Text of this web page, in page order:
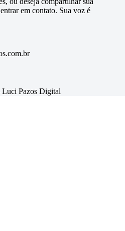
em contato. Sua voz é
Pazos Digital